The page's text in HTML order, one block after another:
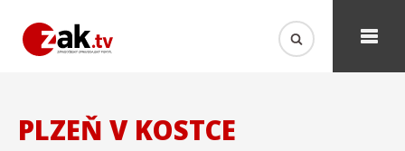
PLZEŇ V KOSTCE